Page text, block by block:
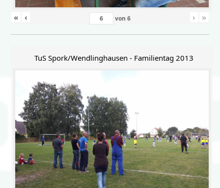
« ‹ von 6 › »
TuS Spork/Wendlinghausen - Familientag 2013